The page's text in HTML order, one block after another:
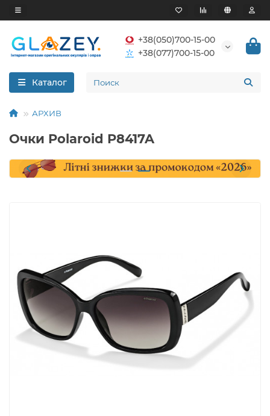
+38(050)700-15-00
+38(077)700-15-00
Каталог
АРХИВ
Очки Polaroid P8417A